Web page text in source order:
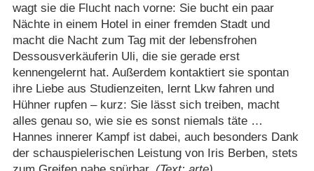
wagt sie die Flucht nach vorne: Sie bucht ein paar
Nächte in einem Hotel in einer fremden Stadt und
macht die Nacht zum Tag mit der lebensfrohen
Dessousverkäuferin Uli, die sie gerade erst
kennengelernt hat. Außerdem kontaktiert sie spontan
ihre Liebe aus Studienzeiten, lernt Lkw fahren und
Hühner rupfen – kurz: Sie lässt sich treiben, macht
alles genau so, wie sie es sonst niemals täte …
Hannes innerer Kampf ist dabei, auch besonders Dank
der schauspielerischen Leistung von Iris Berben, stets